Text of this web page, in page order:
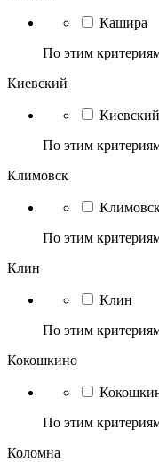
Кашира
По этим
Киевский
Киевский
По этим
Климовск
По этим
Клин
Клин
По этим
Кокошкино
По этим
Коломна